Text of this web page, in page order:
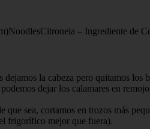
– Ingrediente de
la cabeza pero quitamos los
dejar los calamares en
sea, cortamos en trozos más
frigorífico mejor que fuera).